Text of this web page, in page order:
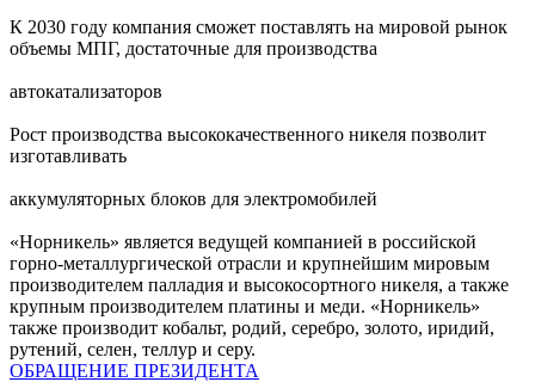
К 2030 году компания сможет поставлять на мировой рынок
объемы МПГ, достаточные для производства
автокатализаторов
Рост производства высококачественного никеля позволит
изготавливать
аккумуляторных блоков для электромобилей
«Норникель» является ведущей компанией в российской
горно-металлургической отрасли и крупнейшим мировым
производителем палладия и высокосортного никеля, а также
крупным производителем платины и меди. «Норникель»
также производит кобальт, родий, серебро, золото, иридий,
рутений, селен, теллур и серу.
ОБРАЩЕНИЕ ПРЕЗИДЕНТА